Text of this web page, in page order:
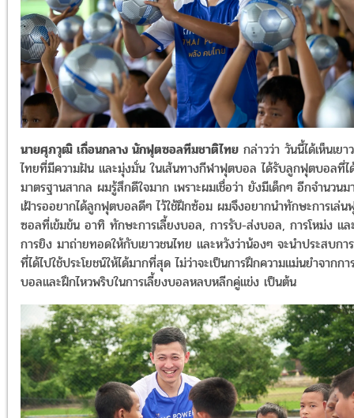
นายศุภวุฒิ เถื่อนกลาง นักฟุตซอลทีมชาติไทย กล่าวว่า วันนี้ได้เห็นเยา
ไทยที่มีความฝัน และมุ่งมั่น ในเส้นทางกีฬาฟุตบอล ได้รับลูกฟุตบอลที่ไ
มาตรฐานสากล ผมรู้สึกดีใจมาก เพราะผมเชื่อว่า ยังมีเด็กๆ อีกจำนวน
เฝ้ารออยากได้ลูกฟุตบอลดีๆ ไว้ใช้ฝึกซ้อม ผมจึงอยากนำทักษะการเล่น
ซอลที่เข้มข้น อาทิ ทักษะการเลี้ยงบอล, การรับ-ส่งบอล, การโหม่ง แล
การยิง มาถ่ายทอดให้กับเยาวชนไทย และหวังว่าน้องๆ จะนำประสบก
ที่ได้ไปใช้ประโยชน์ให้ได้มากที่สุด ไม่ว่าจะเป็นการฝึกความแม่นยำจากกา
บอลและฝึกไหวพริบในการเลี้ยงบอลหลบหลีกคู่แข่ง เป็นต้น